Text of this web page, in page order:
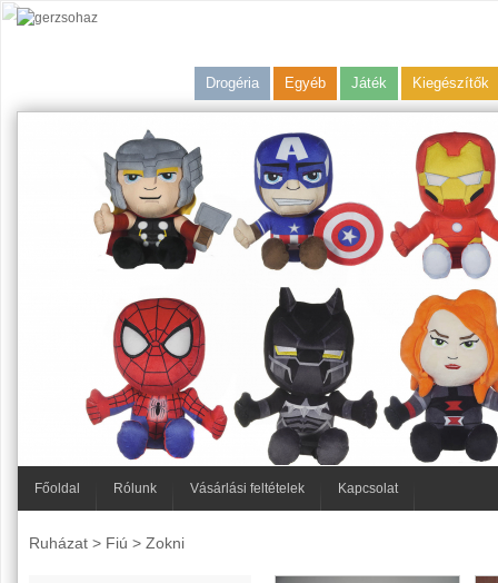
Drogéria Egyéb Játék Kiegészítők
Főoldal Rólunk Vásárlási feltételek Kapcsolat
Ruházat> Fiú > Zokni